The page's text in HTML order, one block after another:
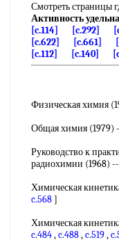
Смотреть страницы
Активность
[c.114]
[c.292]
[c.622]
[c.661]
[c.112]
[c.140]
Физическая химия
Общая химия (1979)
Руководство к
радиохимии (1968)
Химическая
c.568]
Химическая
c.484,c.488,c.519,